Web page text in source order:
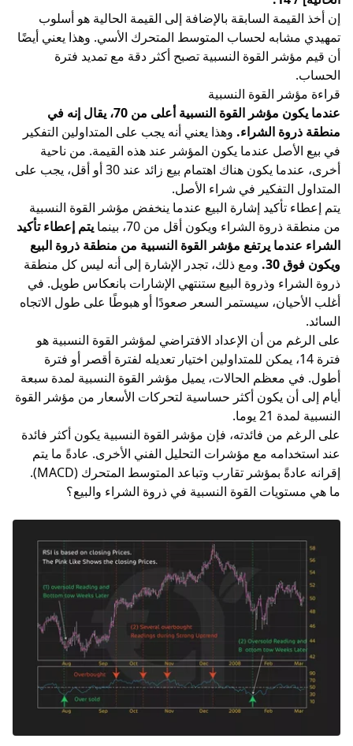
إن أخذ القيمة السابقة بالإضافة إلى القيمة الحالية هو أسلوب
تمهيدي مشابه لحساب المتوسط المتحرك الأسي. وهذا يعني أيضًا
أن قيم مؤشر القوة النسبية تصبح أكثر دقة مع تمديد فترة
الحساب.
قراءة مؤشر القوة النسبية
عندما يكون مؤشر القوة النسبية أعلى من 70، يقال إنه في
منطقة ذروة الشراء. وهذا يعني أنه يجب على المتداولين التفكير
في بيع الأصل عندما يكون المؤشر عند هذه القيمة. من ناحية
أخرى، عندما يكون هناك اهتمام بيع زائد عند 30 أو أقل، يجب على
المتداول التفكير في شراء الأصل.
يتم إعطاء تأكيد إشارة البيع عندما ينخفض مؤشر القوة النسبية
من منطقة ذروة الشراء ويكون أقل من 70، بينما
يتم إعطاء تأكيد
الشراء عندما يرتفع مؤشر القوة النسبية من منطقة ذروة البيع
ويكون فوق 30.
ومع ذلك، تجدر الإشارة إلى أنه ليس كل منطقة
ذروة الشراء وذروة البيع ستنتهي الإشارات بانعكاس طويل. في
أغلب الأحيان، سيستمر السعر صعودًا أو هبوطًا على طول الاتجاه
السائد.
على الرغم من أن الإعداد الافتراضي لمؤشر القوة النسبية هو
فترة 14، يمكن للمتداولين اختيار تعديله لفترة أقصر أو فترة
أطول. في معظم الحالات، يميل مؤشر القوة النسبية لمدة سبعة
أيام إلى أن يكون أكثر حساسية لتحركات الأسعار من مؤشر القوة
النسبية لمدة 21 يوما.
على الرغم من فائدته، فإن مؤشر القوة النسبية يكون أكثر فائدة
عند استخدامه مع مؤشرات التحليل الفني الأخرى. عادةً ما يتم
إقرانه عادةً بمؤشر تقارب وتباعد المتوسط المتحرك (MACD
).
ما هي مستويات القوة النسبية في ذروة الشراء والبيع؟